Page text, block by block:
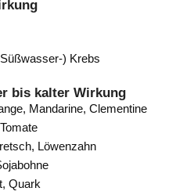
) Krebs
bis kalter Wirkung
Mandarine, Clementine
Löwenzahn
Quark